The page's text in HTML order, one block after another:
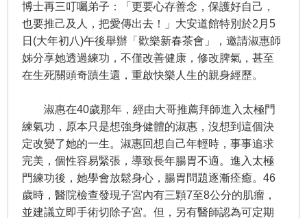
博士再三叮囑弟子：「更要心存善念，保護好自己，
也要推己及人，把愛傳出去！」大安道館特別於2月5
日(大年初八)午後舉辦「歡樂新春茶會」，邀請淑惠師
姊分享她透過練功，不僅改善健康，修改脾氣，甚至
在生死關頭奇蹟生還，重啟快樂人生的親身經歷。
淑惠在40歲那年，經由大哥推薦拜師進入太極門
練氣功，原本只是想強身健體的淑惠，沒想到這個決
定改變了她的一生。淑惠回想自己年輕時，事事追求
完美，個性容易緊張，導致長年腸胃不適。進入太極
門練功後，她學會放鬆身心，腸胃問題逐漸痊癒。46
歲時，醫院檢查發現子宮內有三顆7至8公分的肌瘤，
並建議立即手術切除子宮。但，另有醫師認為可定期